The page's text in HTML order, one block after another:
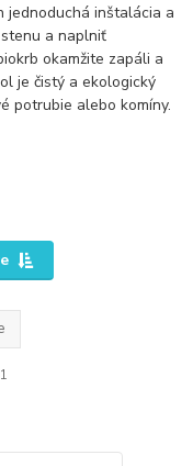
jednoduchá inštalácia a
a naplniť
okamžite zapáli a
je čistý a ekologický
potrubie alebo komíny.